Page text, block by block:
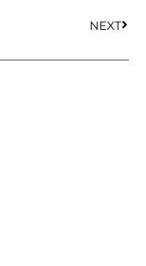
NEXT